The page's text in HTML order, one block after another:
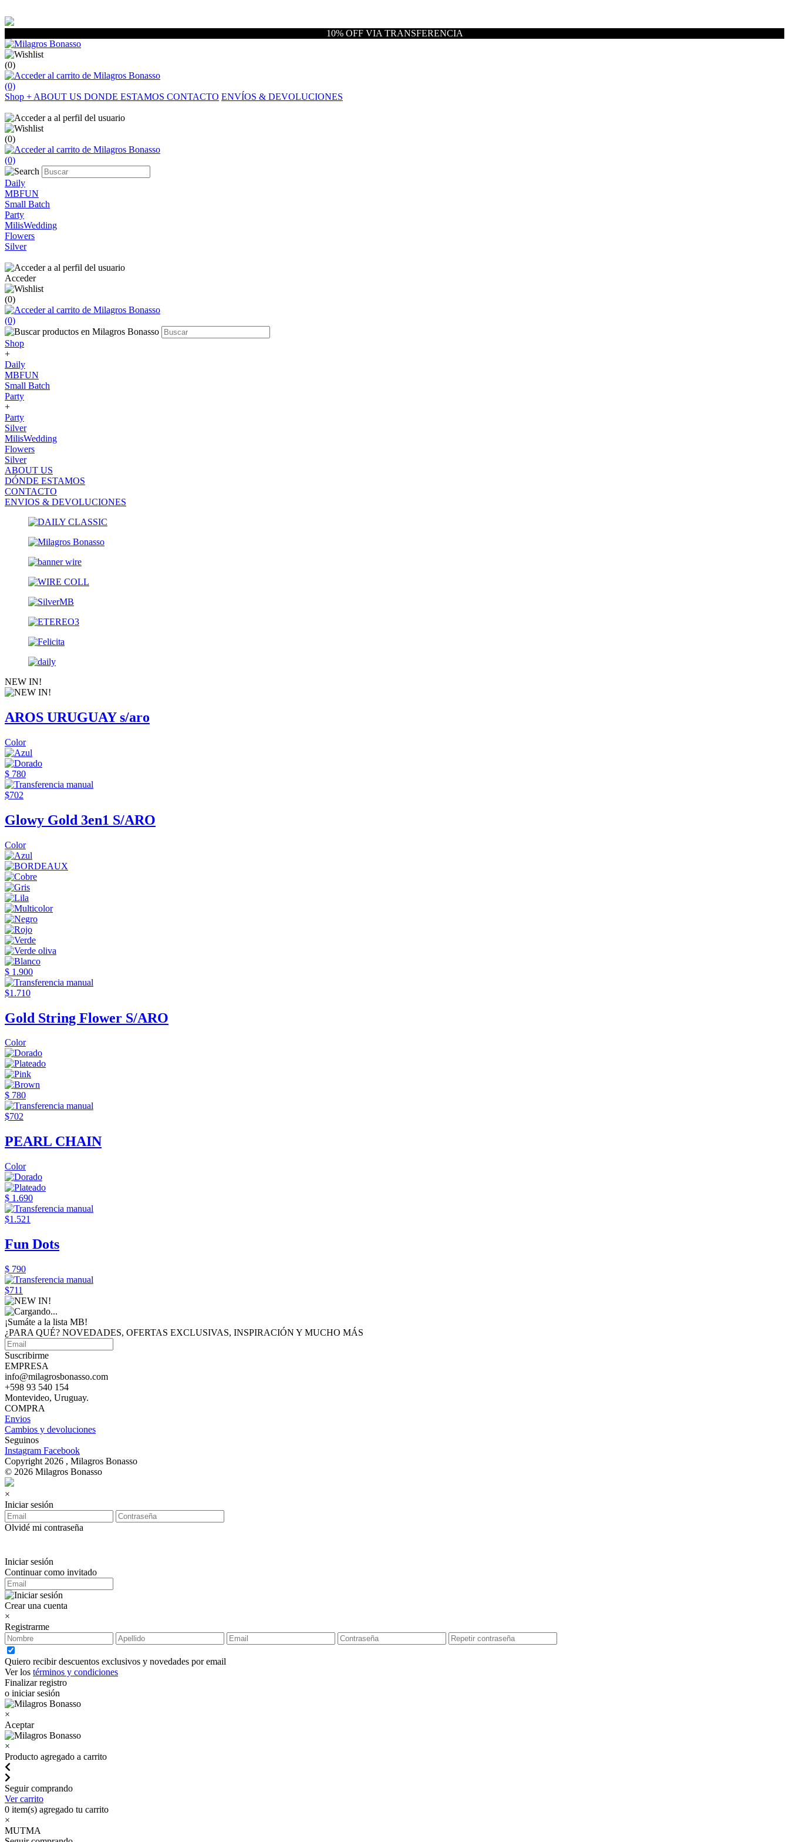
10% OFF VIA TRANSFERENCIA
(0)
(0)
Shop + ABOUT US DONDE ESTAMOS CONTACTO ENVÍOS & DEVOLUCIONES
(0)
(0)
Daily
MBFUN
Small Batch
Party
MilisWedding
Flowers
Silver
Acceder
(0)
(0)
Shop
+
Daily
MBFUN
Small Batch
Party
+
Party
Silver
MilisWedding
Flowers
Silver
ABOUT US
DÓNDE ESTAMOS
CONTACTO
ENVIOS & DEVOLUCIONES
NEW IN!
AROS URUGUAY s/aro
Color
$ 780
$702
Glowy Gold 3en1 S/ARO
Color
$ 1.900
$1.710
Gold String Flower S/ARO
Color
$ 780
$702
PEARL CHAIN
Color
$ 1.690
$1.521
Fun Dots
$ 790
$711
¡Sumáte a la lista MB!
¿PARA QUÉ? NOVEDADES, OFERTAS EXCLUSIVAS, INSPIRACIÓN Y MUCHO MÁS
Suscribirme
EMPRESA
info@milagrosbonasso.com
+598 93 540 154
Montevideo, Uruguay.
COMPRA
Envios
Cambios y devoluciones
Seguinos
Instagram Facebook
Copyright 2026 , Milagros Bonasso
© 2026 Milagros Bonasso
×
Iniciar sesión
Olvidé mi contraseña
Iniciar sesión
Continuar como invitado
Crear una cuenta
×
Registrarme
Quiero recibir descuentos exclusivos y novedades por email
Ver los términos y condiciones
Finalizar registro
o iniciar sesión
×
Aceptar
×
Producto agregado a carrito
Seguir comprando
Ver carrito
0 item(s) agregado tu carrito
×
MUTMA